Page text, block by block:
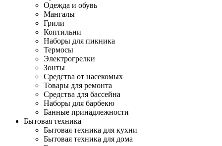
Одежда и обувь
Мангалы
Грили
Коптильни
Наборы для пикника
Термосы
Электрогрелки
Зонты
Средства от насекомых
Товары для ремонта
Средства для бассейна
Наборы для барбекю
Банные принадлежности
Бытовая техника
Бытовая техника для кухни
Бытовая техника для дома